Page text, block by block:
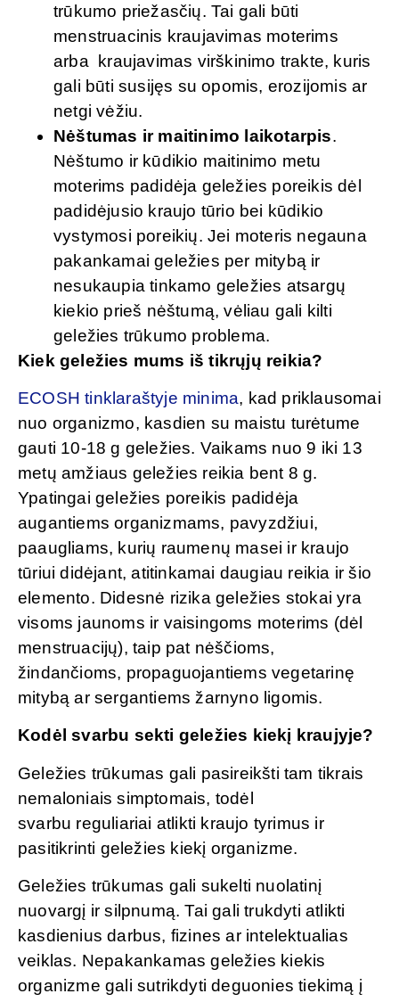
trūkumo priežasčių. Tai gali būti
menstruacinis kraujavimas moterims
arba kraujavimas virškinimo trakte, kuris
gali būti susijęs su opomis, erozijomis ar
netgi vėžiu.
Nėštumas ir maitinimo laikotarpis.
Nėštumo ir kūdikio maitinimo metu
moterims padidėja geležies poreikis dėl
padidėjusio kraujo tūrio bei kūdikio
vystymosi poreikių. Jei moteris negauna
pakankamai geležies per mitybą ir
nesukaupia tinkamo geležies atsargų
kiekio prieš nėštumą, vėliau gali kilti
geležies trūkumo problema.
Kiek geležies mums iš tikrųjų reikia?
ECOSH tinklaraštyje minima, kad priklausomai
nuo organizmo, kasdien su maistu turėtume
gauti 10-18 g geležies. Vaikams nuo 9 iki 13
metų amžiaus geležies reikia bent 8 g.
Ypatingai geležies poreikis padidėja
augantiems organizmams, pavyzdžiui,
paaugliams, kurių raumenų masei ir kraujo
tūriui didėjant, atitinkamai daugiau reikia ir šio
elemento. Didesnė rizika geležies stokai yra
visoms jaunoms ir vaisingoms moterims (dėl
menstruacijų), taip pat nėščioms,
žindančioms, propaguojantiems vegetarinę
mitybą ar sergantiems žarnyno ligomis.
Kodėl svarbu sekti geležies kiekį kraujyje?
Geležies trūkumas gali pasireikšti tam tikrais
nemaloniais simptomais, todėl
svarbu reguliariai atlikti kraujo tyrimus ir
pasitikrinti geležies kiekį organizme.
Geležies trūkumas gali sukelti nuolatinį
nuovargį ir silpnumą. Tai gali trukdyti atlikti
kasdienius darbus, fizines ar intelektualias
veiklas. Nepakankamas geležies kiekis
organizme gali sutrikdyti deguonies tiekimą į